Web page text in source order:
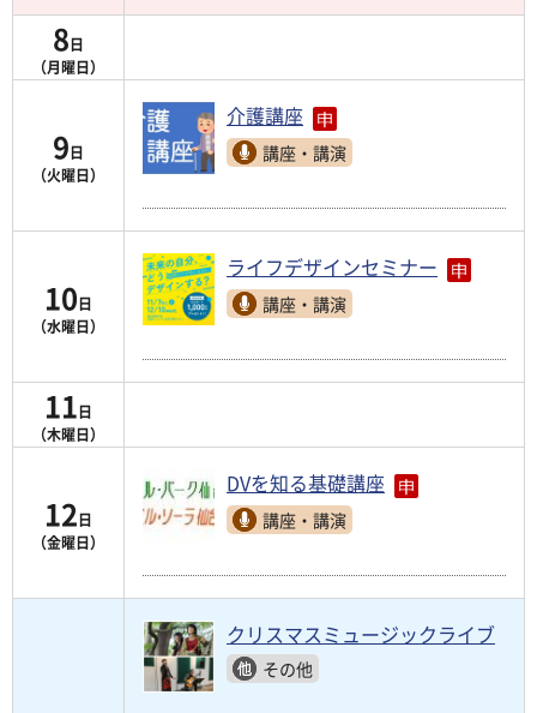
8日
（月曜日）
9日
（火曜日）
介護講座
講座・講演
10日
（水曜日）
ライフデザインセミナー
講座・講演
11日
（木曜日）
12日
（金曜日）
DVを知る基礎講座
講座・講演
クリスマスミュージックライブ
その他